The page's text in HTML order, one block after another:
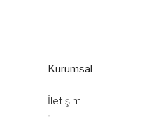
Il y a des erreurs dans
Il devrait y avoir
Kurumsal
İletişim